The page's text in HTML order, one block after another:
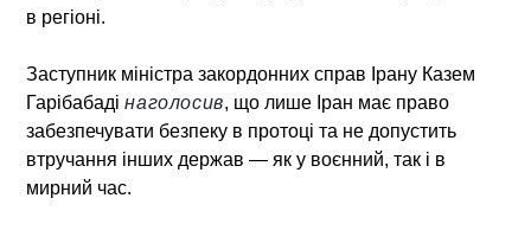
в регіоні.
Заступник міністра закордонних справ Ірану Казем
Гарібабадінаголосив, що лише Іран має право
забезпечувати безпеку в протоці та не допустить
втручання інших держав — як у воєнний, так і в
мирний час.